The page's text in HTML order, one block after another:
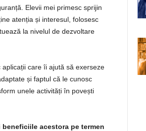
Elevii mei primesc sprijin
atenția și interesul, folosesc
la nivelul de dezvoltare
care îi ajută să exerseze
și faptul că le cunosc
unele activități în povești
acestora pe termen